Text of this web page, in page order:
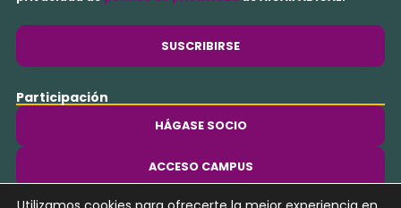
SUSCRIBIRSE
Participación
HÁGASE SOCIO
ACCESO CAMPUS